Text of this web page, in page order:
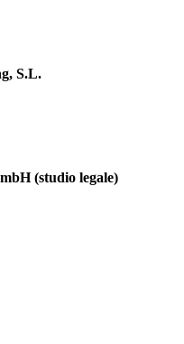
S.L.
(studio legale)